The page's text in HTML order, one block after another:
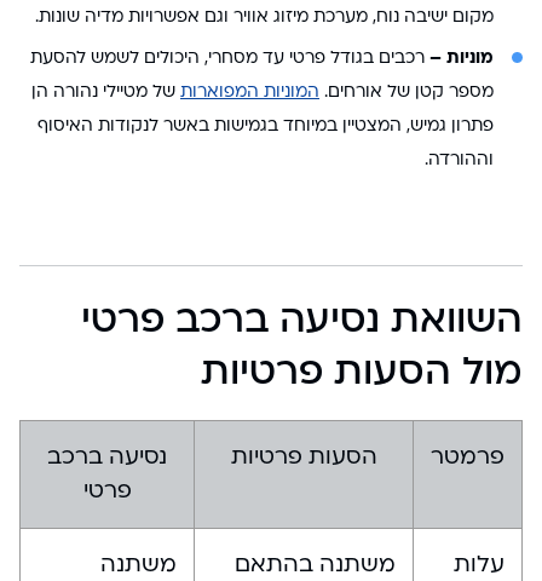
מקום ישיבה נוח, מערכת מיזוג אוויר וגם אפשרויות מדיה שונות.
מוניות – רכבים בגודל פרטי עד מסחרי, היכולים לשמש להסעת
מספר קטן של אורחים. המוניות המפוארות של מטיילי נהורה הן
פתרון גמיש, המצטיין במיוחד בגמישות באשר לנקודות האיסוף
וההורדה.
השוואת נסיעה ברכב פרטי
מול הסעות פרטיות
פרמטר הסעות פרטיות
נסיעה ברכב
פרטי
עלות
משתנה בהתאם
משתנה